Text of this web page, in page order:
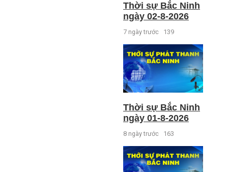
Thời sự Bắc Ninh
ngày 02-8-2026
7 ngày trước 139
Thời sự Bắc Ninh
ngày 01-8-2026
8 ngày trước 163